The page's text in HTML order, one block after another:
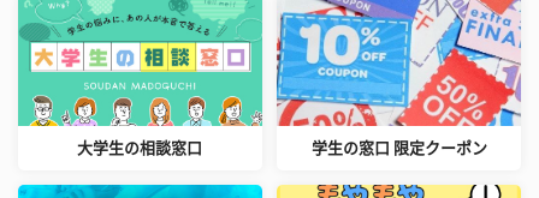
大学生の相談窓口 学生の窓口 限定クーポン